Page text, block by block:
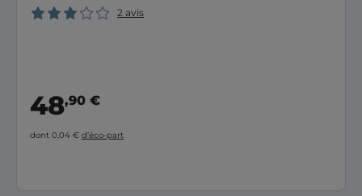
2 avis
48,90 €
dont 0,04 € d’éco-part